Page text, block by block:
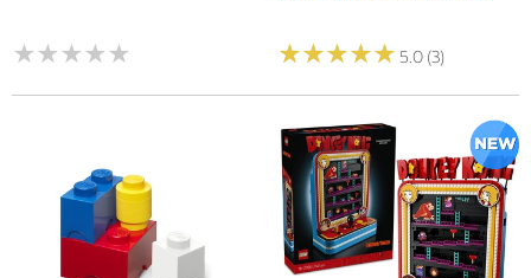
★★★★★
★★★★★ ★★★★★
★★★★★ 5.0 (3)